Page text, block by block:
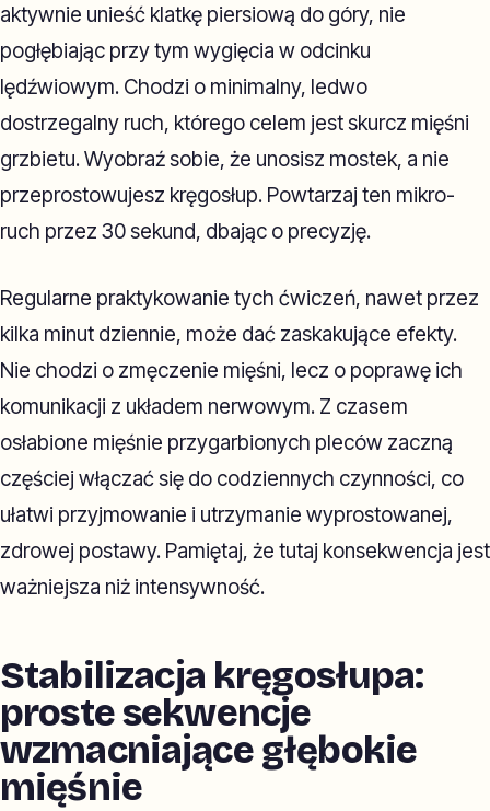
aktywnie unieść klatkę piersiową do góry, nie
pogłębiając przy tym wygięcia w odcinku
lędźwiowym. Chodzi o minimalny, ledwo
dostrzegalny ruch, którego celem jest skurcz mięśni
grzbietu. Wyobraź sobie, że unosisz mostek, a nie
przeprostowujesz kręgosłup. Powtarzaj ten mikro-
ruch przez 30 sekund, dbając o precyzję.
Regularne praktykowanie tych ćwiczeń, nawet przez
kilka minut dziennie, może dać zaskakujące efekty.
Nie chodzi o zmęczenie mięśni, lecz o poprawę ich
komunikacji z układem nerwowym. Z czasem
osłabione mięśnie przygarbionych pleców zaczną
częściej włączać się do codziennych czynności, co
ułatwi przyjmowanie i utrzymanie wyprostowanej,
zdrowej postawy. Pamiętaj, że tutaj konsekwencja jest
ważniejsza niż intensywność.
Stabilizacja kręgosłupa:
proste sekwencje
wzmacniające głębokie
mięśnie